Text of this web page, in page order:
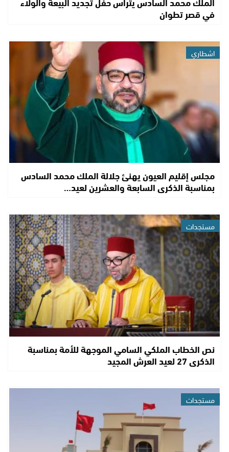
في قصر تطوان
اشطاري
مجلس إقليم العيون يهنئ جلالة الملك محمد السادس
بمناسبة الذكرى السابعة والعشرين لعيد…
مستجدات
نص الخطاب الملكي السامي الموجهة للأمة بمناسبة
الذكرى 27 لعيد العرش المجيد
مستجدات